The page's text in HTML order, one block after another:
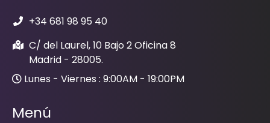
+34 681 98 95 40
C/ del Laurel, 10 Bajo 2 Oficina 8
Madrid - 28005.
Lunes - Viernes : 9:00AM - 19:00PM
Menú